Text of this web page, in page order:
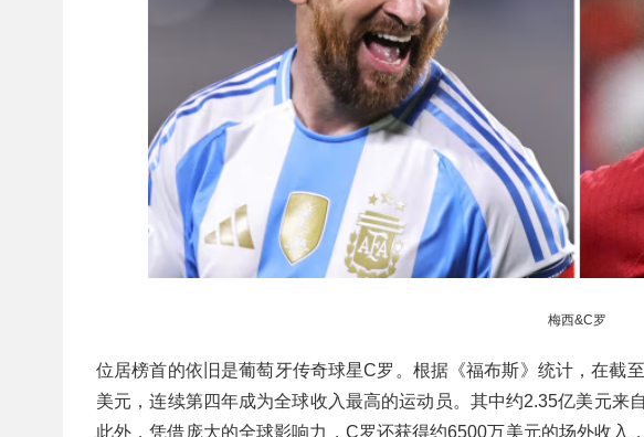
梅西&C罗
位居榜首的依旧是葡萄牙传奇球星C罗。根据《福布斯》统计，在截
美元，连续第四年成为全球收入最高的运动员。其中约2.35亿美元来
此外，凭借庞大的全球影响力，C罗还获得约6500万美元的场外收入